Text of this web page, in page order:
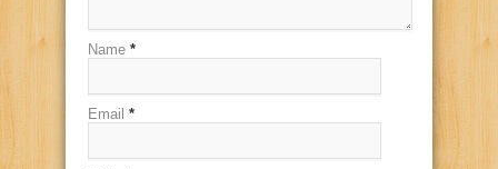
Name *
Email *